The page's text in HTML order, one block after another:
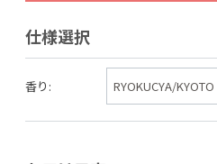
仕様選択
香り: